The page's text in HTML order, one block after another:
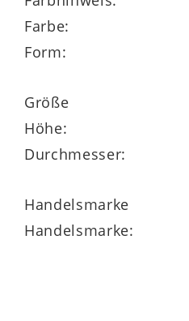
weiße oder bunte
beachten Sie jedoch,
ist. Der Kerzenhalter
drei Farben erhältlich.
Farbe:
Form:
Größe
Höhe:
Durchmesser:
Handelsmarke
Handelsmarke: